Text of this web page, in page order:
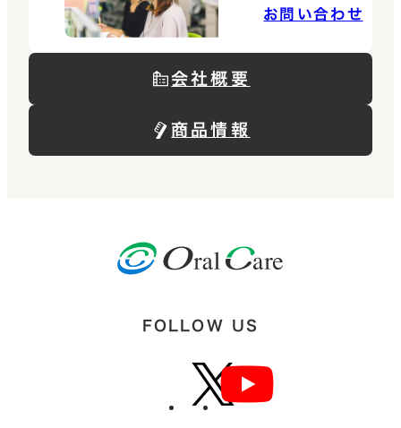
お問い合わせ
会社概要
商品情報
FOLLOW US